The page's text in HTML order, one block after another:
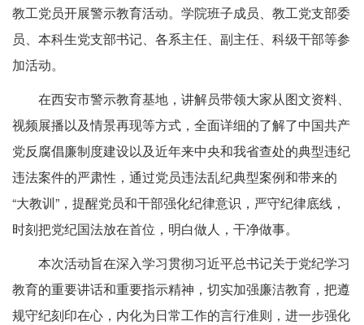
教工党员开展警示教育活动。学院班子成员、教工党支部委
员、本科生党支部书记、各系主任、副主任、科级干部等参
加活动。
在西安市警示教育基地，讲解员带领大家从图文资料、
视频展播以及情景再现等方式，全面详细的了解了中国共产
党反腐倡廉制度建设以及近年来中央和我省查处的典型违纪
违法案件的严肃性，通过党员违法乱纪典型案例和带来的
“大教训”，提醒党员和干部强化纪律意识，严守纪律底线，
时刻把党纪国法放在首位，明白做人，干净做事。
本次活动旨在深入学习贯彻习近平总书记关于党纪学习
教育的重要讲话和重要指示精神，切实加强廉洁教育，把遵
规守纪刻印在心，内化为日常工作的言行准则，进一步强化